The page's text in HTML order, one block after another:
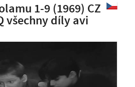
1-9 (1969) CZ
všechny díly avi
NÁHLED VIDEA
NENÍ K DISPOZICI